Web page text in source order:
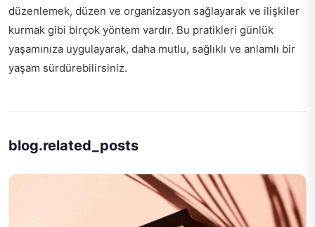
düzenlemek, düzen ve organizasyon sağlayarak ve ilişkiler
kurmak gibi birçok yöntem vardır. Bu pratikleri günlük
yaşamınıza uygulayarak, daha mutlu, sağlıklı ve anlamlı bir
yaşam sürdürebilirsiniz.
blog.related_posts